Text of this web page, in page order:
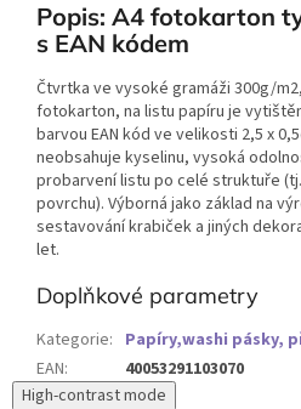
Popis: A4 fotokarton
s EAN kódem
Čtvrtka ve vysoké gramáži 300g/
fotokarton, na listu papíru je
barvou EAN kód ve velikosti 2,5 x
neobsahuje kyselinu, vysoká
probarvení listu po celé struktuře
povrchu). Výborná jako základ na
sestavování krabiček a jiných
let.
Doplňkové parametry
Kategorie: Papíry,washi pásky,
EAN:
40053291103070
High-contrast mode